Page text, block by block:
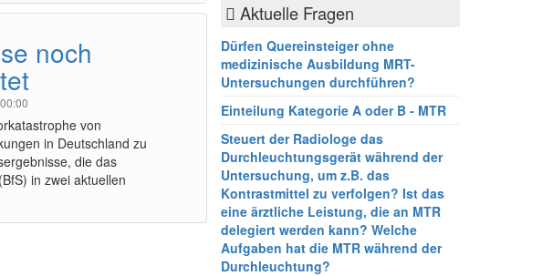
noch
von
in Deutschland zu
die das
in zwei aktuellen
Aktuelle Fragen
Dürfen Quereinsteiger ohne
medizinische Ausbildung MRT-
Untersuchungen durchführen?
Einteilung Kategorie A oder B - MTR
Steuert der Radiologe das
Durchleuchtungsgerät während der
Untersuchung, um z.B. das
Kontrastmittel zu verfolgen? Ist das
eine ärztliche Leistung, die an MTR
delegiert werden kann? Welche
Aufgaben hat die MTR während der
Durchleuchtung?